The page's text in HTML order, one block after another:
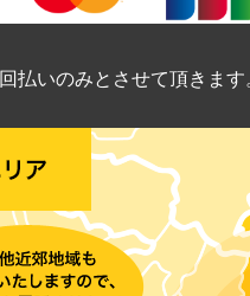
払いのみとさせて頂きます